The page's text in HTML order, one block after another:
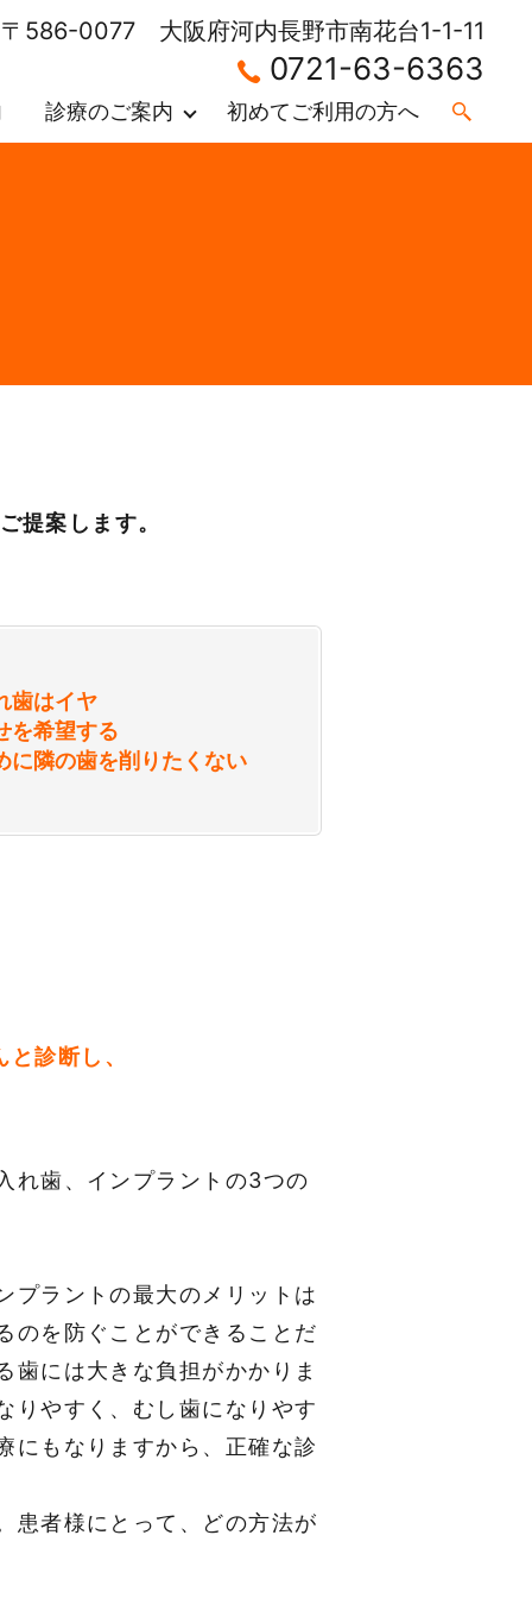
診療のご案内 初めてご利用の方へ
〒586-0077 大阪府河内長野市南花台1-1-11
0721-63-6363
提案します。
歯はイヤ
を希望する
に隣の歯を削りたくない
診断し、
れ歯、インプラントの3つの
プラントの最大のメリットは
のを防ぐことができることだ
歯には大きな負担がかかりま
りやすく、むし歯になりやす
にもなりますから、正確な診
患者様にとって、どの方法が